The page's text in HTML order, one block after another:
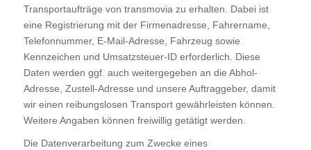
Transportaufträge von transmovia zu erhalten. Dabei ist
eine Registrierung mit der Firmenadresse, Fahrername,
Telefonnummer, E-Mail-Adresse, Fahrzeug sowie
Kennzeichen und Umsatzsteuer-ID erforderlich. Diese
Daten werden ggf. auch weitergegeben an die Abhol-
Adresse, Zustell-Adresse und unsere Auftraggeber, damit
wir einen reibungslosen Transport gewährleisten können.
Weitere Angaben können freiwillig getätigt werden.
Die Datenverarbeitung zum Zwecke eines